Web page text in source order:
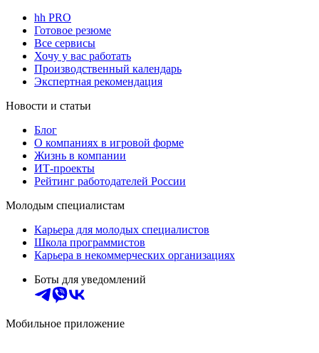
hh PRO
Готовое резюме
Все сервисы
Хочу у вас работать
Производственный календарь
Экспертная рекомендация
Новости и статьи
Блог
О компаниях в игровой форме
Жизнь в компании
ИТ-проекты
Рейтинг работодателей России
Молодым специалистам
Карьера для молодых специалистов
Школа программистов
Карьера в некоммерческих организациях
Боты для уведомлений
Мобильное приложение